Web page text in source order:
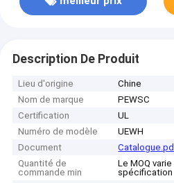
Description De Produit
Lieu d'origine
Chine
Nom de marque
PEWSC
Certification
UL
Numéro de modèle
UEWH
Document
Quantité de
commande min
Le MOQ
spécification